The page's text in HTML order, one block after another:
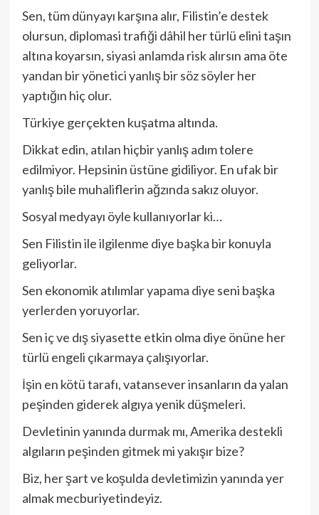
Sen, tüm dünyayı karşına alır, Filistin’e destek
olursun, diplomasi trafiği dâhil her türlü elini taşın
altına koyarsın, siyasi anlamda risk alırsın ama öte
yandan bir yönetici yanlış bir söz söyler her
yaptığın hiç olur.
Türkiye gerçekten kuşatma altında.
Dikkat edin, atılan hiçbir yanlış adım tolere
edilmiyor. Hepsinin üstüne gidiliyor. En ufak bir
yanlış bile muhaliflerin ağzında sakız oluyor.
Sosyal medyayı öyle kullanıyorlar ki…
Sen Filistin ile ilgilenme diye başka bir konuyla
geliyorlar.
Sen ekonomik atılımlar yapama diye seni başka
yerlerden yoruyorlar.
Sen iç ve dış siyasette etkin olma diye önüne her
türlü engeli çıkarmaya çalışıyorlar.
İşin en kötü tarafı, vatansever insanların da yalan
peşinden giderek algıya yenik düşmeleri.
Devletinin yanında durmak mı, Amerika destekli
algıların peşinden gitmek mi yakışır bize?
Biz, her şart ve koşulda devletimizin yanında yer
almak mecburiyetindeyiz.